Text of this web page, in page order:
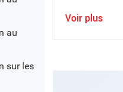
au
sur les
aluminium-
Voir plus